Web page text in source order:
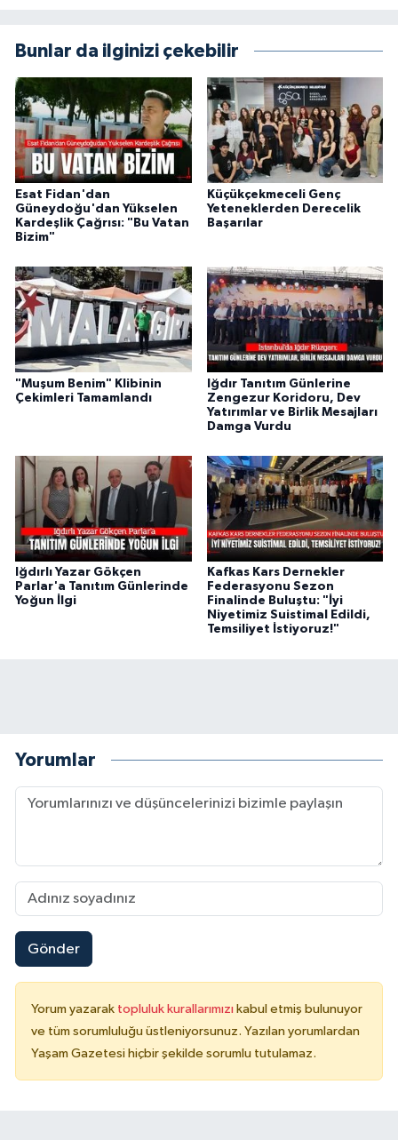
Bunlar da ilginizi çekebilir
Esat Fidan'dan
Güneydoğu'dan Yükselen
Kardeşlik Çağrısı: "Bu Vatan
Bizim"
Küçükçekmeceli Genç
Yeteneklerden Derecelik
Başarılar
"Muşum Benim" Klibinin
Çekimleri Tamamlandı
Iğdır Tanıtım Günlerine
Zengezur Koridoru, Dev
Yatırımlar ve Birlik Mesajları
Damga Vurdu
Iğdırlı Yazar Gökçen
Parlar'a Tanıtım Günlerinde
Yoğun İlgi
Kafkas Kars Dernekler
Federasyonu Sezon
Finalinde Buluştu: "İyi
Niyetimiz Suistimal Edildi,
Temsiliyet İstiyoruz!"
Yorumlar
Gönder
Yorum yazarak topluluk kurallarımızı kabul etmiş bulunuyor
ve tüm sorumluluğu üstleniyorsunuz. Yazılan yorumlardan
Yaşam Gazetesi hiçbir şekilde sorumlu tutulamaz.